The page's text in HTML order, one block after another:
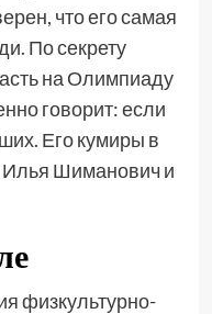
что его самая
По секрету
на Олимпиаду
говорит: если
Его кумиры в
Шиманович и
физкультурно-